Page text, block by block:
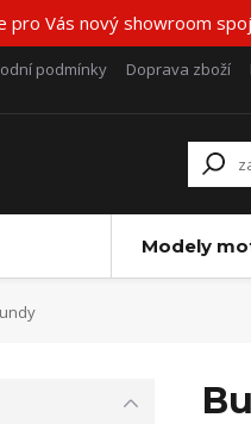
pro Vás nový showroom
podmínky Doprava zboží
Modely